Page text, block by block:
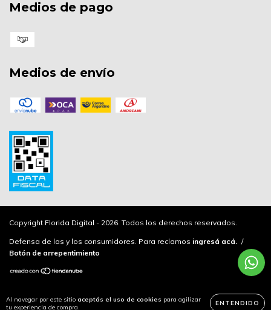
Al navegar por este sitio aceptás el uso de cookies para agilizar
tu experiencia de compra.
ENTENDIDO
Medios de pago
Medios de envío
Copyright Florida Digital - 2026. Todos los derechos reservados.
Defensa de las y los consumidores. Para reclamos ingresá acá. /
Botón de arrepentimiento